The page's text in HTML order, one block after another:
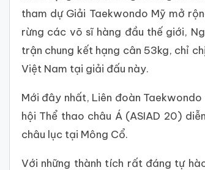
tham dự Giải Taekwondo Mỹ mở
rừng các võ sĩ hàng đầu thế giới,
trận chung kết hạng cân 53kg, chỉ
Việt Nam tại giải đấu này.
Mới đây nhất, Liên đoàn
hội Thể thao châu Á (ASIAD 20)
châu lục tại Mông Cổ.
Với những thành tích rất đáng tự